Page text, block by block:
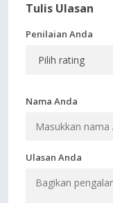
Tulis Ulasan
Penilaian Anda
Nama Anda
Ulasan Anda